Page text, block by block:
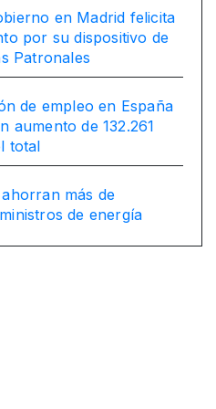
en Madrid felicita
por su dispositivo de
Patronales
de empleo en España
aumento de 132.261
total
más de
de energía